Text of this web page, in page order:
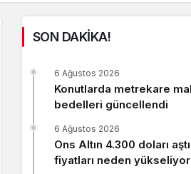
Gündüz modunu seçin.
Gece Modu
Gece modunu seçin.
SON DAKİKA!
Konutlarda metrekare
bedelleri güncellendi
6 Ağustos 2026
Ons Altın 4.300 doları
fiyatları neden
6 Ağustos 2026